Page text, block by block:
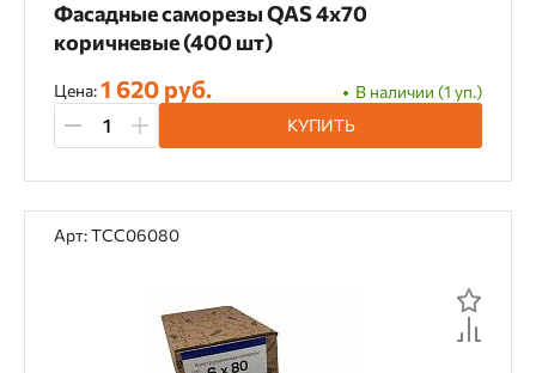
Фасадные саморезы QAS 4х70
коричневые (400 шт)
Цена:1 620 руб.
В наличии (1 уп.)
КУПИТЬ
Арт: TCC06080